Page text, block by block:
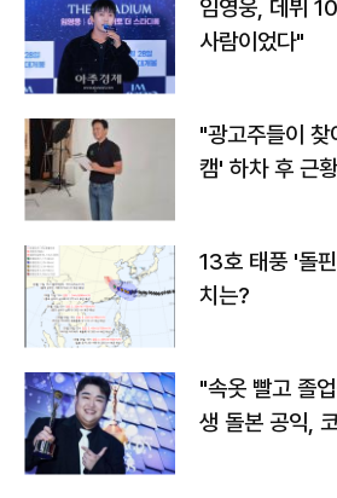
임영웅, 데뷔
사람이었다"
"광고주들이
캠' 하차 후 근
13호 태풍 '돌
치는?
"속옷 빨고 졸
생 돌본 공익,